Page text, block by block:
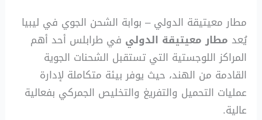
مطار معيتيقة الدولي – بوابة الشحن الجوي في ليبيا
يُعد مطار معيتيقة الدولي في طرابلس أحد أهم
المراكز اللوجستية التي تستقبل الشحنات الجوية
القادمة من الهند، حيث يوفر بيئة متكاملة لإدارة
عمليات التحميل والتفريغ والتخليص الجمركي بفعالية
عالية.